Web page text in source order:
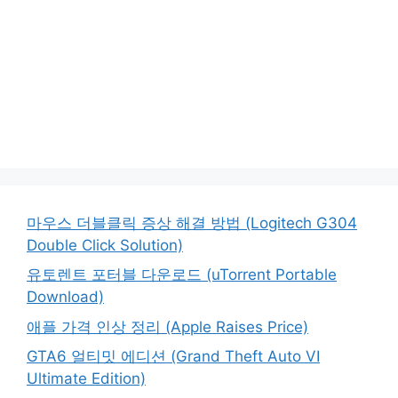
마우스 더블클릭 증상 해결 방법 (Logitech G304
Double Click Solution)
유토렌트 포터블 다운로드 (uTorrent Portable
Download)
애플 가격 인상 정리 (Apple Raises Price)
GTA6 얼티밋 에디션 (Grand Theft Auto VI
Ultimate Edition)